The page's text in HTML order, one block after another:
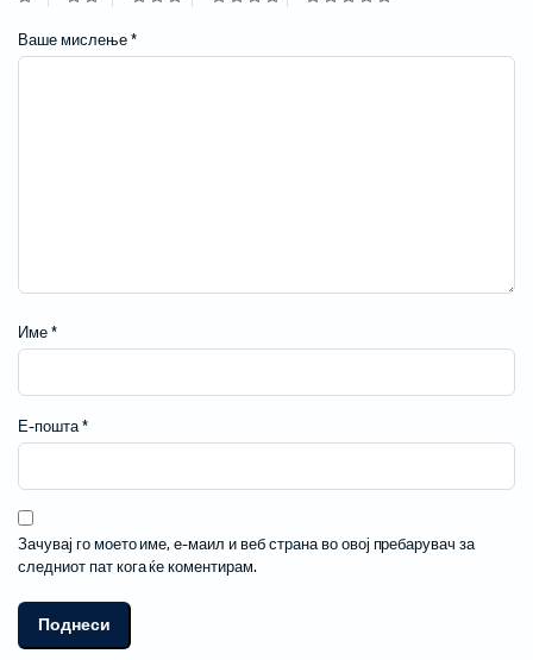
Ваше мислење *
Име *
Е-пошта*
Зачувај го моето име, е-маил и веб страна во овој пребарувач за
следниот пат кога ќе коментирам.